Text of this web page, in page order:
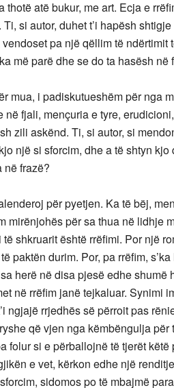
thotë atë bukur, me art. Ecja e
si autor, duhet t’i hapësh
pa një qëllim të
më parë dhe se do ta hasësh në
mua, i padiskutueshëm për nga
në fjali, mençuria e tyre,
zili askënd. Ti, si autor, si
një si sforcim, dhe a të shtyn
në frazë?
për pyetjen. Ka të bëj,
mirënjohës për sa thua në lidhje
shkruarit është rrëfimi. Por një
paktën durim. Por, pa rrëfim,
herë në disa pjesë edhe shumë
në rrëfim janë tejkaluar. Synimi
ngjajë rrjedhës së përroit pas
që vjen nga këmbëngulja
folur si e përballojnë të tjerët
e vet, kërkon edhe një
sidomos po të mbajmë